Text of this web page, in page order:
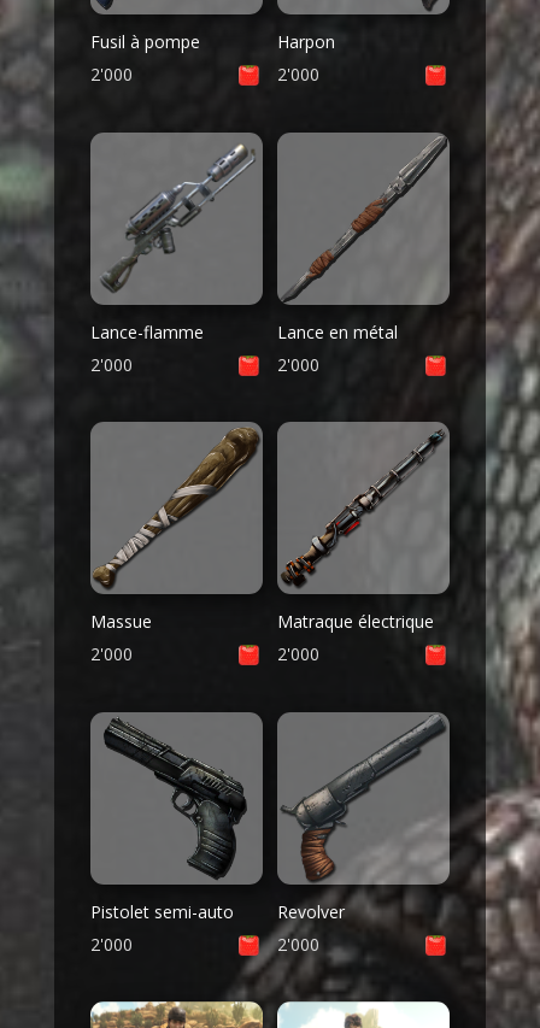
Fusil à pompe
2'000
Harpon
2'000
Lance-flamme
2'000
Lance en métal
2'000
Massue
2'000
Matraque électrique
2'000
Pistolet semi-auto
2'000
Revolver
2'000